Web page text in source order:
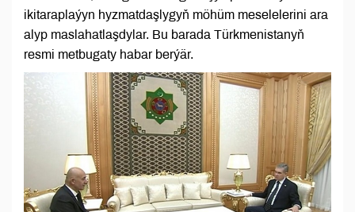
ikitaraplaýyn hyzmatdaşlygyň möhüm meselelerini ara
alyp maslahatlaşdylar. Bu barada Türkmenistanyň
resmi metbugaty habar berýär.